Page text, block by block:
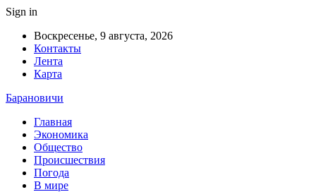
Sign in
Воскресенье, 9 августа, 2026
Контакты
Лента
Карта
Барановичи
Главная
Экономика
Общество
Происшествия
Погода
В мире